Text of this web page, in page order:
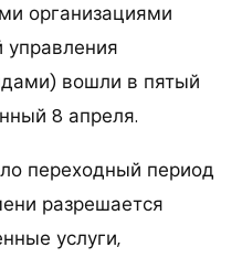
организациями
управления
вошли в пятый
8 апреля.
переходный период
разрешается
услуги,